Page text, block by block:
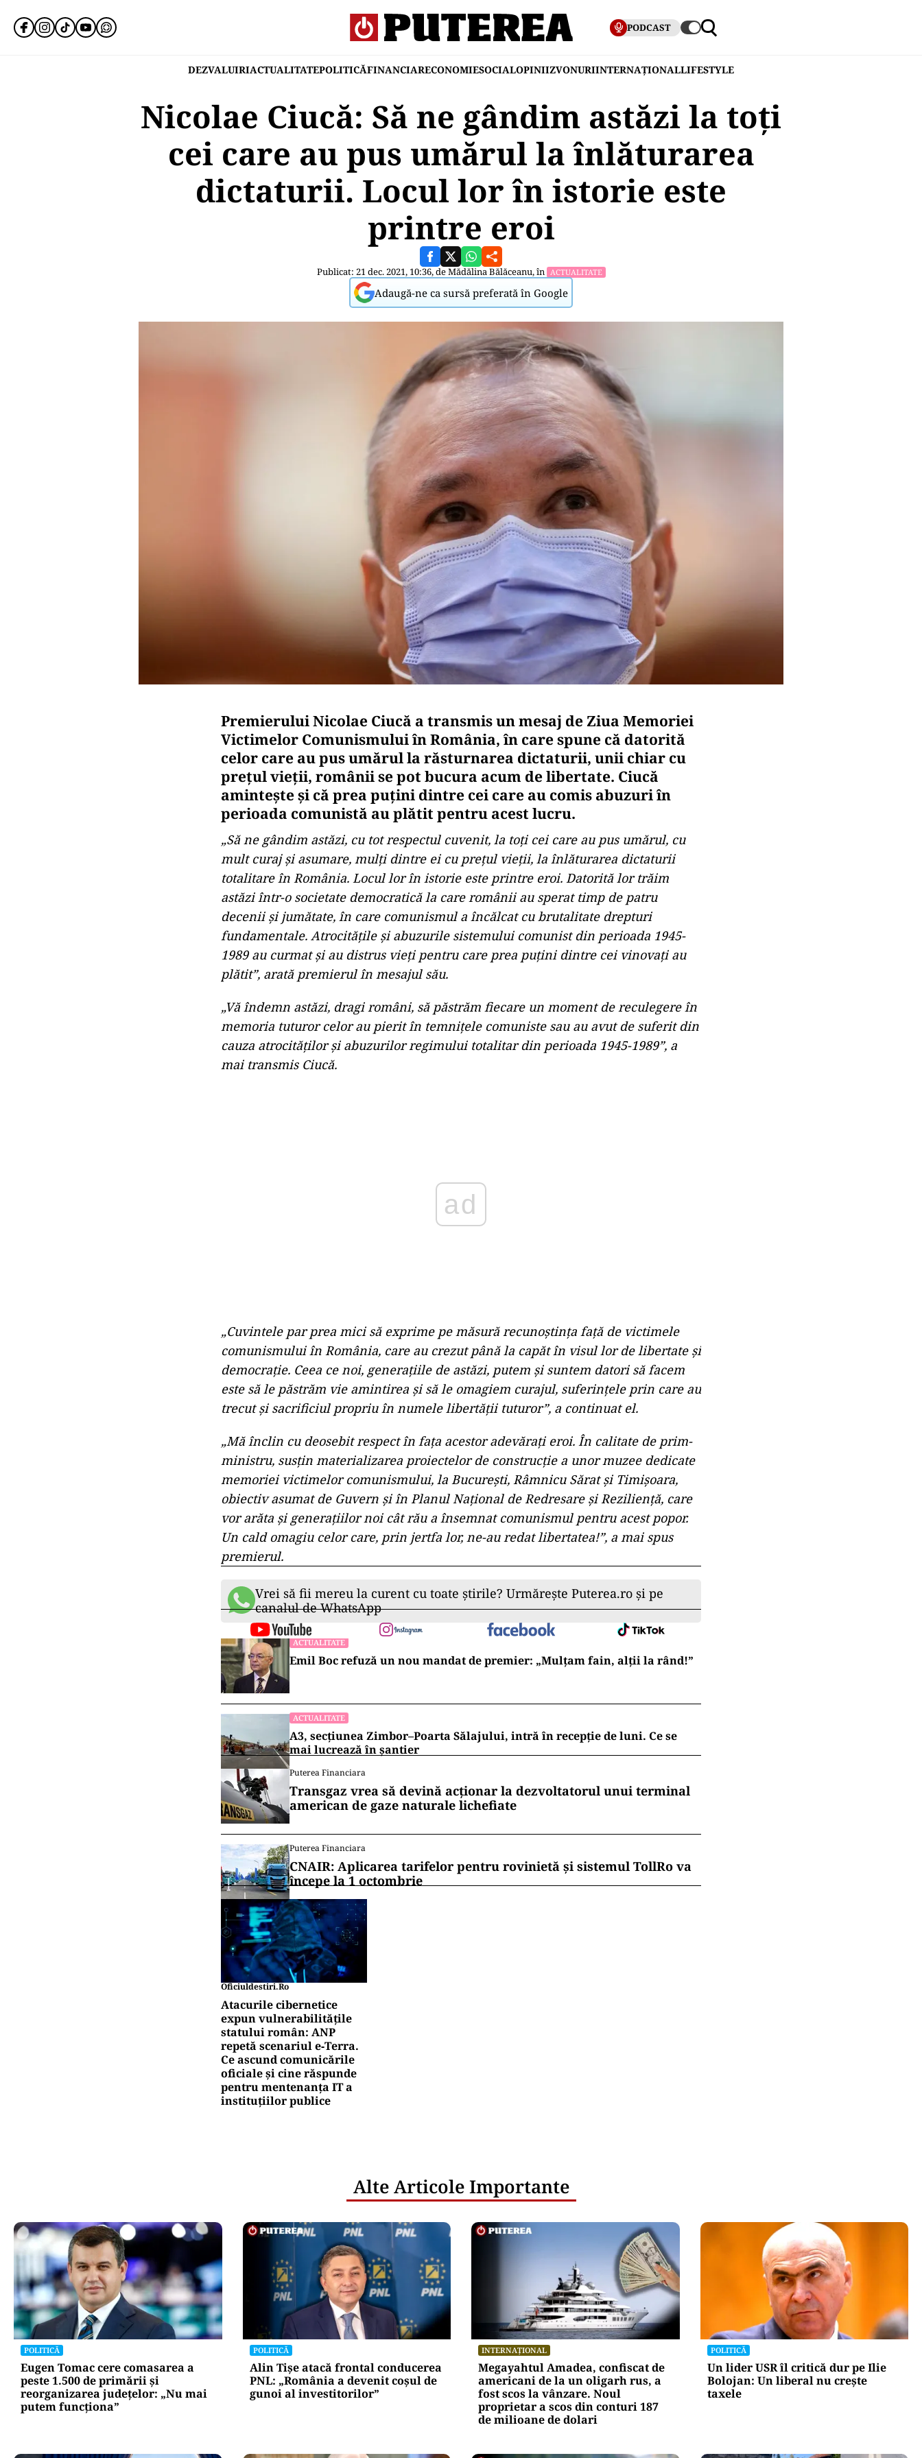
PODCAST
DEZVALUIRIACTUALITATEPOLITICĂFINANCIARECONOMIESOCIALOPINIIZVONURIINTERNAȚIONALLIFESTYLE
Nicolae Ciucă: Să ne gândim astăzi la toți
cei care au pus umărul la înlăturarea
dictaturii. Locul lor în istorie este
printre eroi
Publicat: 21 dec. 2021, 10:36, deMădălina Bălăceanu, în ACTUALITATE
Adaugă-ne ca sursă preferată în Google
Premierului Nicolae Ciucă a transmis un mesaj de Ziua Memoriei
Victimelor Comunismului în România, în care spune că datorită
celor care au pus umărul la răsturnarea dictaturii, unii chiar cu
prețul vieții, românii se pot bucura acum de libertate. Ciucă
amintește și că prea puțini dintre cei care au comis abuzuri în
perioada comunistă au plătit pentru acest lucru.
„Să ne gândim astăzi, cu tot respectul cuvenit, la toți cei care au pus umărul, cu
mult curaj și asumare, mulți dintre ei cu prețul vieții, la înlăturarea dictaturii
totalitare în România. Locul lor în istorie este printre eroi. Datorită lor trăim
astăzi într-o societate democratică la care românii au sperat timp de patru
decenii și jumătate, în care comunismul a încălcat cu brutalitate drepturi
fundamentale. Atrocitățile și abuzurile sistemului comunist din perioada 1945-
1989 au curmat și au distrus vieți pentru care prea puțini dintre cei vinovați au
plătit”, arată premierul în mesajul său.
„Vă îndemn astăzi, dragi români, să păstrăm fiecare un moment de reculegere în
memoria tuturor celor au pierit în temnițele comuniste sau au avut de suferit din
cauza atrocităților și abuzurilor regimului totalitar din perioada 1945-1989”, a
mai transmis Ciucă.
„Cuvintele par prea mici să exprime pe măsură recunoștința față de victimele
comunismului în România, care au crezut până la capăt în visul lor de libertate și
democrație. Ceea ce noi, generațiile de astăzi, putem și suntem datori să facem
este să le păstrăm vie amintirea și să le omagiem curajul, suferințele prin care au
trecut și sacrificiul propriu în numele libertății tuturor”, a continuat el.
„Mă înclin cu deosebit respect în fața acestor adevărați eroi. În calitate de prim-
ministru, susțin materializarea proiectelor de construcție a unor muzee dedicate
memoriei victimelor comunismului, la București, Râmnicu Sărat și Timișoara,
obiectiv asumat de Guvern și în Planul Național de Redresare și Reziliență, care
vor arăta și generațiilor noi cât rău a însemnat comunismul pentru acest popor.
Un cald omagiu celor care, prin jertfa lor, ne-au redat libertatea!”, a mai spus
premierul.
Vrei să fii mereu la curent cu toate știrile? Urmărește Puterea.ro și pe
canalul de WhatsApp
ACTUALITATE
Emil Boc refuză un nou mandat de premier: „Mulțam fain, alții la rând!”
ACTUALITATE
A3, secțiunea Zimbor–Poarta Sălajului, intră în recepție de luni. Ce se
mai lucrează în șantier
Puterea Financiara
Transgaz vrea să devină acționar la dezvoltatorul unui terminal
american de gaze naturale lichefiate
Puterea Financiara
CNAIR: Aplicarea tarifelor pentru rovinietă și sistemul TollRo va
începe la 1 octombrie
Oficiuldestiri.ro
Atacurile cibernetice
expun vulnerabilitățile
statului român: ANP
repetă scenariul e‑Terra.
Ce ascund comunicările
oficiale și cine răspunde
pentru mentenanța IT a
instituțiilor publice
Alte Articole Importante
POLITICĂ
Eugen Tomac cere comasarea a
peste 1.500 de primării și
reorganizarea județelor: „Nu mai
putem funcționa”
POLITICĂ
Alin Tișe atacă frontal conducerea
PNL: „România a devenit coșul de
gunoi al investitorilor”
INTERNAȚIONAL
Megayahtul Amadea, confiscat de
americani de la un oligarh rus, a
fost scos la vânzare. Noul
proprietar a scos din conturi 187
de milioane de dolari
POLITICĂ
Un lider USR îl critică dur pe Ilie
Bolojan: Un liberal nu crește
taxele